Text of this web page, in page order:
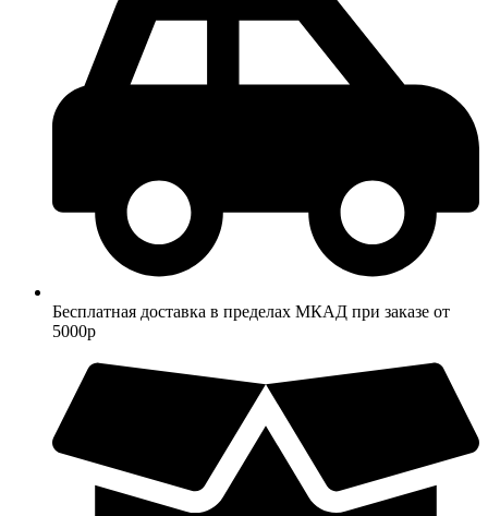
Бесплатная доставка в пределах МКАД при заказе от
5000р